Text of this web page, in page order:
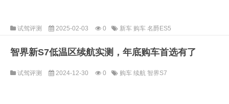
试驾评测 2025-02-03 0 新车 购车 名爵ES5
智界新S7低温区续航实测，年底购车首选有了
试驾评测 2024-12-30 0 购车 续航 智界S7